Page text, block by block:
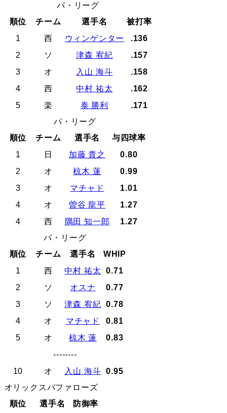
パ・リーグ
順位
チーム 選手名
被打率
1
西 ウィンゲンター
.136
2
ソ 津森 宥紀
.157
3
オ 入山 海斗
.158
4
西 中村 祐太
.162
5
楽 泰 勝利
.171
パ・リーグ
順位
チーム 選手名
与四球率
1
日 加藤 貴之
0.80
2
オ 椋木 蓮
0.99
3
オ マチャド
1.01
4
オ 曽谷 龍平
1.27
4
西 隅田 知一郎
1.27
パ・リーグ
順位
チーム 選手名
WHIP
1
西 中村 祐太
0.71
2
ソ オスナ
0.77
3
ソ 津森 宥紀
0.78
4
オ マチャド
0.81
5
オ 椋木 蓮
0.83
--------
10
オ 入山 海斗
0.95
オリックスバファローズ
順位
選手名
防御率